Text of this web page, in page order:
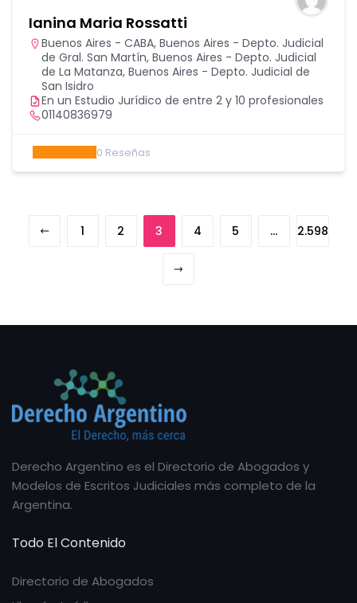
Ianina Maria Rossatti
Buenos Aires - CABA, Buenos Aires - Depto. Judicial
de Gral. San Martín, Buenos Aires - Depto. Judicial
de La Matanza, Buenos Aires - Depto. Judicial de
San Isidro
En un Estudio Jurídico de entre 2 y 10 profesionales
01140836979
0 Reseñas
1 2 3 4 5 … 2.598
Derecho Argentino es el Directorio de Abogados y
Modelos de Escritos Judiciales más completo de la
Argentina.
Todo El Contenido
Directorio de Abogados